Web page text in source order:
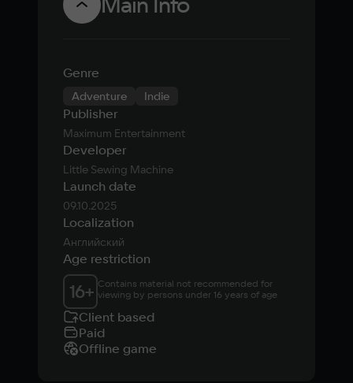
в хоррор
Genre
Adventure Indie
Publisher
Maximum Entertainment
Developer
Little Sewing Machine
Launch date
09.10.2025
Localization
Английский
Age restriction
16+ Contains material not recommended for
viewing by persons under 16 years of age
Client based
Paid
Offline game